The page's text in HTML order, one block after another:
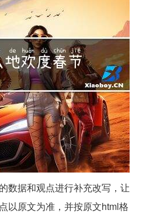
数据和观点进行补充改写，让
以原文为准，并按原文html格